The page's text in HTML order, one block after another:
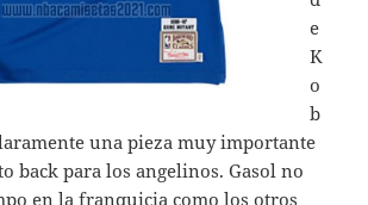
e
K
o
b
una pieza muy importante
back para los angelinos. Gasol no
en la franquicia como los otros